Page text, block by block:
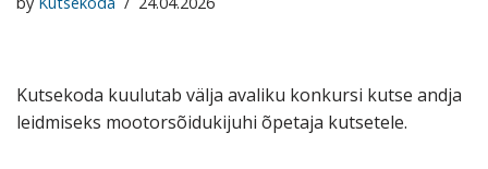
Kutsekoda kuulutab välja avaliku konkursi kutse andja
leidmiseks mootorsõidukijuhi õpetaja kutsetele.